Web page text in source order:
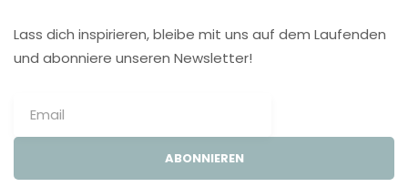
Lass dich inspirieren, bleibe mit uns auf dem Laufenden
und abonniere unseren Newsletter!
ABONNIEREN